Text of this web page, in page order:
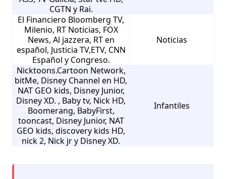
CGTN y Rai.
El Financiero Bloomberg TV,
Milenio, RT Noticias, FOX
News, Al jazzera, RT en
español, Justicia TV,ETV, CNN
Español y Congreso.
Noticias
Nicktoons.Cartoon Network,
bitMe, Disney Channel en HD,
NAT GEO kids, Disney Junior,
Disney XD. , Baby tv, Nick HD,
Boomerang, BabyFirst,
tooncast, Disney Junior, NAT
GEO kids, discovery kids HD,
nick 2, Nick jr y Disney XD.
Infantiles